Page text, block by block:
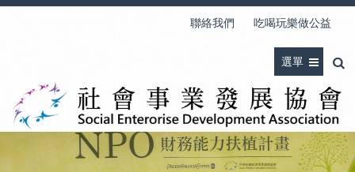
聯絡我們 吃喝玩樂做公益
選單